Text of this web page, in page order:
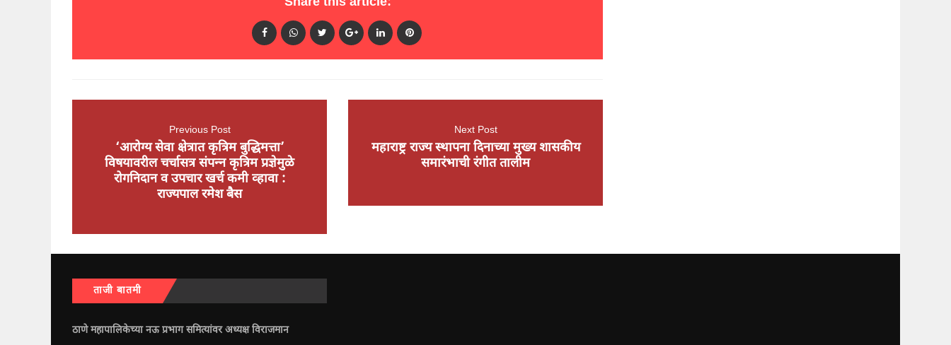
Previous Post
‘आरोग्य सेवा क्षेत्रात कृत्रिम बुद्धिमत्ता’
विषयावरील चर्चासत्र संपन्न कृत्रिम प्रज्ञेमुळे
रोगनिदान व उपचार खर्च कमी व्हावा :
राज्यपाल रमेश बैस
Next Post
महाराष्ट्र राज्य स्थापना दिनाच्या मुख्य शासकीय
समारंभाची रंगीत तालीम
ताजी बातमी
ठाणे महापालिकेच्या नऊ प्रभाग समित्यांवर अध्यक्ष विराजमान